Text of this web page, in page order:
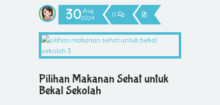
30 Aug
2024
0
Pilihan Makanan Sehat untuk
Bekal Sekolah